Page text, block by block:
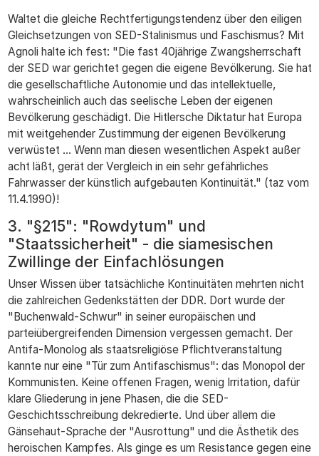
Waltet die gleiche Rechtfertigungstendenz über den eiligen
Gleichsetzungen von SED-Stalinismus und Faschismus? Mit
Agnoli halte ich fest: "Die fast 40jährige Zwangsherrschaft
der SED war gerichtet gegen die eigene Bevölkerung. Sie hat
die gesellschaftliche Autonomie und das intellektuelle,
wahrscheinlich auch das seelische Leben der eigenen
Bevölkerung geschädigt. Die Hitlersche Diktatur hat Europa
mit weitgehender Zustimmung der eigenen Bevölkerung
verwüstet ... Wenn man diesen wesentlichen Aspekt außer
acht läßt, gerät der Vergleich in ein sehr gefährliches
Fahrwasser der künstlich aufgebauten Kontinuität." (taz vom
11.4.1990)!
3. "§215": "Rowdytum" und
"Staatssicherheit" - die siamesischen
Zwillinge der Einfachlösungen
Unser Wissen über tatsächliche Kontinuitäten mehrten nicht
die zahlreichen Gedenkstätten der DDR. Dort wurde der
"Buchenwald-Schwur" in seiner europäischen und
parteiübergreifenden Dimension vergessen gemacht. Der
Antifa-Monolog als staatsreligiöse Pflichtveranstaltung
kannte nur eine "Tür zum Antifaschismus": das Monopol der
Kommunisten. Keine offenen Fragen, wenig Irritation, dafür
klare Gliederung in jene Phasen, die die SED-
Geschichtsschreibung dekredierte. Und über allem die
Gänsehaut-Sprache der "Ausrottung" und die Ästhetik des
heroischen Kampfes. Als ginge es um Resistance gegen eine